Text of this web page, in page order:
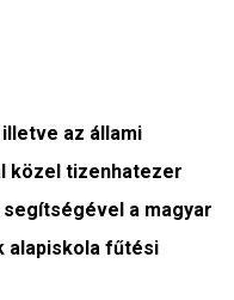
az állami
közel tizenhatezer
a magyar
alapiskola fűtési